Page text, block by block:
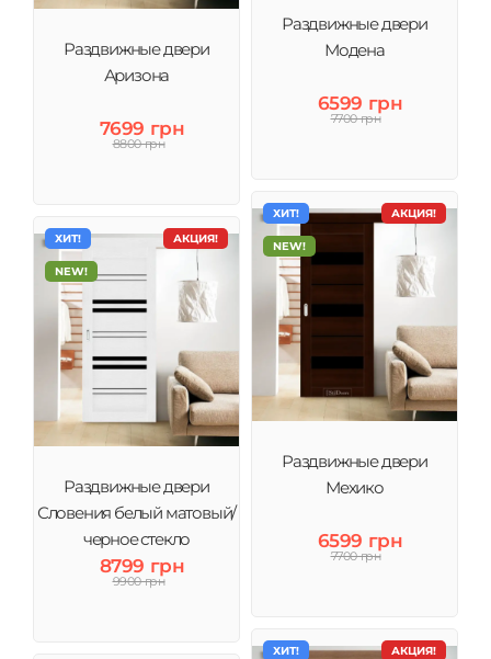
Раздвижные двери
Модена
6599 грн
7700 грн
Раздвижные двери
Аризона
7699 грн
8800 грн
АКЦИЯ!
ХИТ!
NEW!
Раздвижные двери
Мехико
6599 грн
7700 грн
АКЦИЯ!
ХИТ!
NEW!
Раздвижные двери
Словения белый матовый/
черное стекло
8799 грн
9900 грн
АКЦИЯ!
ХИТ!